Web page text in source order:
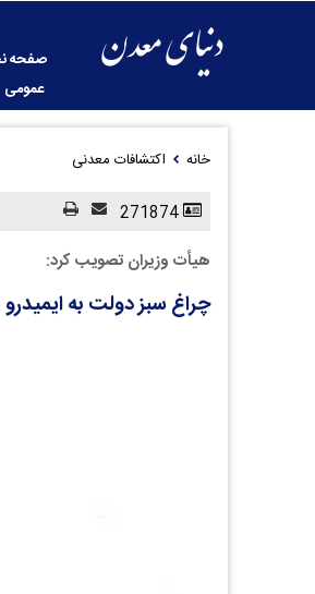
صفحه
عمومی
خانه اکتشافات معدنی
هیأت وزیران تصویب کرد:
چراغ سبز دولت به